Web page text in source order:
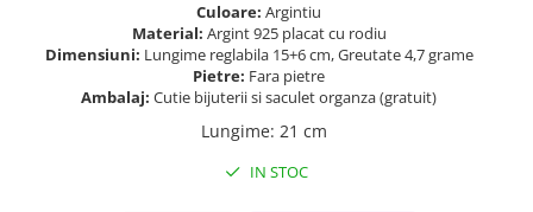
Culoare: Argintiu
Material: Argint 925 placat cu rodiu
Dimensiuni: Lungime reglabila 15+6 cm, Greutate 4,7 grame
Pietre: Fara pietre
Ambalaj: Cutie bijuterii si saculet organza (gratuit)
Lungime: 21 cm
IN STOC